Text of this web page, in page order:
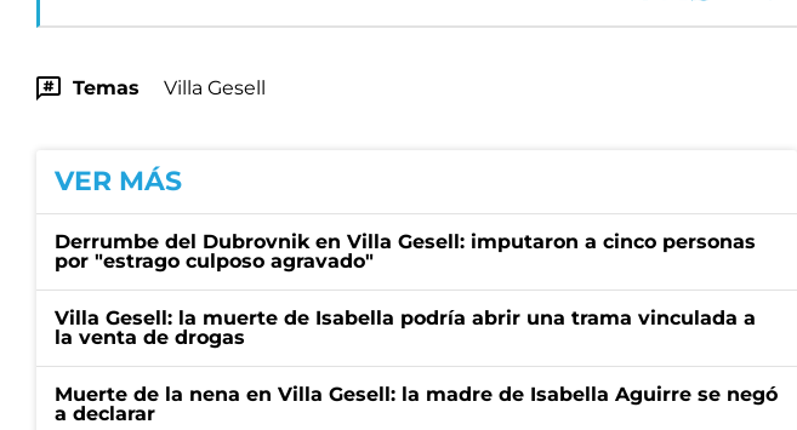
Temas Villa Gesell
VER MÁS
Derrumbe del Dubrovnik en Villa Gesell: imputaron a cinco personas
por "estrago culposo agravado"
Villa Gesell: la muerte de Isabella podría abrir una trama vinculada a
la venta de drogas
Muerte de la nena en Villa Gesell: la madre de Isabella Aguirre se negó
a declarar